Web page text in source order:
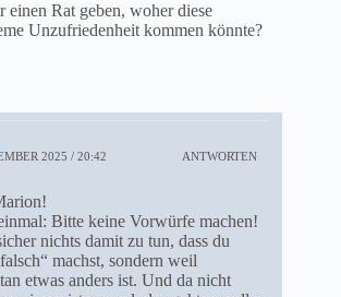
einen Rat geben, woher diese
Unzufriedenheit kommen könnte?
2025 / 20:42 ANTWORTEN
Bitte keine Vorwürfe machen!
nichts damit zu tun, dass du
machst, sondern weil
etwas anders ist. Und da nicht